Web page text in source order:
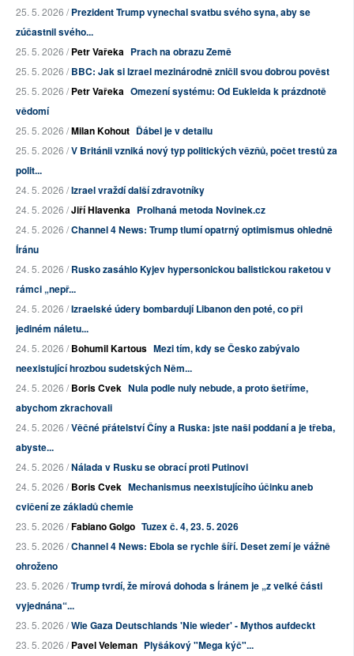
25. 5. 2026 /Prezident Trump vynechal svatbu svého syna, aby se
zúčastnil svého...
25. 5. 2026 /Petr Vařeka Prach na obrazu Země
25. 5. 2026 /BBC: Jak si Izrael mezinárodně zničil svou dobrou pověst
25. 5. 2026 /Petr Vařeka Omezení systému: Od Eukleida k prázdnotě
vědomí
25. 5. 2026 /Milan Kohout Ďábel je v detailu
25. 5. 2026 /V Británii vzniká nový typ politických vězňů, počet trestů za
polit...
24. 5. 2026 /Izrael vraždí další zdravotníky
24. 5. 2026 /Jiří Hlavenka Prolhaná metoda Novinek.cz
24. 5. 2026 /Channel 4 News: Trump tlumí opatrný optimismus ohledně
Íránu
24. 5. 2026 /Rusko zasáhlo Kyjev hypersonickou balistickou raketou v
rámci „nepř...
24. 5. 2026 /Izraelské údery bombardují Libanon den poté, co při
jediném náletu...
24. 5. 2026 /Bohumil Kartous Mezi tím, kdy se Česko zabývalo
neexistující hrozbou sudetských Něm...
24. 5. 2026 /Boris Cvek Nula podle nuly nebude, a proto šetříme,
abychom zkrachovali
24. 5. 2026 /Věčné přátelství Číny a Ruska: jste naši poddaní a je třeba,
abyste...
24. 5. 2026 /Nálada v Rusku se obrací proti Putinovi
24. 5. 2026 /Boris Cvek Mechanismus neexistujícího účinku aneb
cvičení ze základů chemie
23. 5. 2026 /Fabiano Golgo Tuzex č. 4, 23. 5. 2026
23. 5. 2026 /Channel 4 News: Ebola se rychle šíří. Deset zemí je vážně
ohroženo
23. 5. 2026 /Trump tvrdí, že mírová dohoda s Íránem je „z velké části
vyjednána“...
23. 5. 2026 /Wie Gaza Deutschlands 'Nie wieder' - Mythos aufdeckt
23. 5. 2026 /Pavel Veleman Plyšákový "Mega kýč"...